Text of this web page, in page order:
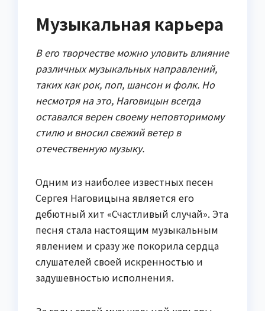
Музыкальная карьера
В его творчестве можно уловить влияние
различных музыкальных направлений,
таких как рок, поп, шансон и фолк. Но
несмотря на это, Наговицын всегда
оставался верен своему неповторимому
стилю и вносил свежий ветер в
отечественную музыку.
Одним из наиболее известных песен
Сергея Наговицына является его
дебютный хит «Счастливый случай». Эта
песня стала настоящим музыкальным
явлением и сразу же покорила сердца
слушателей своей искренностью и
задушевностью исполнения.